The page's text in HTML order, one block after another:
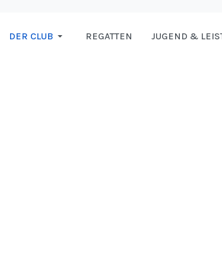
DER CLUB REGATTEN JUGEND &